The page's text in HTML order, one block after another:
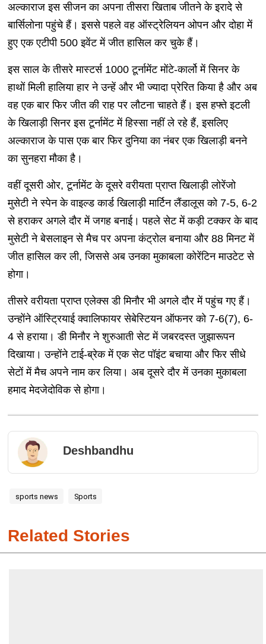
अल्काराज इस सीजन का अपना तीसरा खिताब जीतने के इरादे से
बार्सिलोना पहुंचे हैं। इससे पहले वह ऑस्ट्रेलियन ओपन और दोहा में
हुए एक एटीपी 500 इवेंट में जीत हासिल कर चुके हैं।
इस साल के तीसरे मास्टर्स 1000 टूर्नामेंट मोंटे-कार्लो में सिनर के
हाथों मिली हालिया हार ने उन्हें और भी ज्यादा प्रेरित किया है और अब
वह एक बार फिर जीत की राह पर लौटना चाहते हैं। इस हफ्ते इटली
के खिलाड़ी सिनर इस टूर्नामेंट में हिस्सा नहीं ले रहे हैं, इसलिए
अल्काराज के पास एक बार फिर दुनिया का नंबर एक खिलाड़ी बनने
का सुनहरा मौका है।
वहीं दूसरी ओर, टूर्नामेंट के दूसरे वरीयता प्राप्त खिलाड़ी लोरेंजो
मुसेटी ने स्पेन के वाइल्ड कार्ड खिलाड़ी मार्टिन लैंडालूस को 7-5, 6-2
से हराकर अगले दौर में जगह बनाई। पहले सेट में कड़ी टक्कर के बाद
मुसेटी ने बेसलाइन से मैच पर अपना कंट्रोल बनाया और 88 मिनट में
जीत हासिल कर ली, जिससे अब उनका मुकाबला कोरेंटिन माउटेट से
होगा।
तीसरे वरीयता प्राप्त एलेक्स डी मिनौर भी अगले दौर में पहुंच गए हैं।
उन्होंने ऑस्ट्रियाई क्वालिफायर सेबेस्टियन ऑफनर को 7-6(7), 6-
4 से हराया। डी मिनौर ने शुरुआती सेट में जबरदस्त जुझारूपन
दिखाया। उन्होंने टाई-ब्रेक में एक सेट पॉइंट बचाया और फिर सीधे
सेटों में मैच अपने नाम कर लिया। अब दूसरे दौर में उनका मुकाबला
हमाद मेदजेदोविक से होगा।
Deshbandhu
sports news Sports
Related Stories